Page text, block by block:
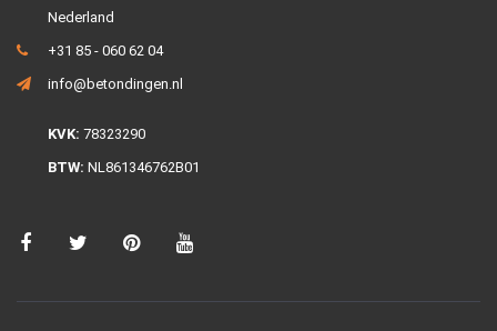
Nederland
+31 85 - 060 62 04
info@betondingen.nl
KVK: 78323290
BTW: NL861346762B01